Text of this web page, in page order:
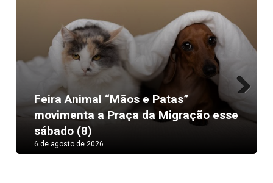
Feira Animal “Mãos e Patas”
movimenta a Praça da Migração esse
sábado (8)
6 de agosto de 2026
Next